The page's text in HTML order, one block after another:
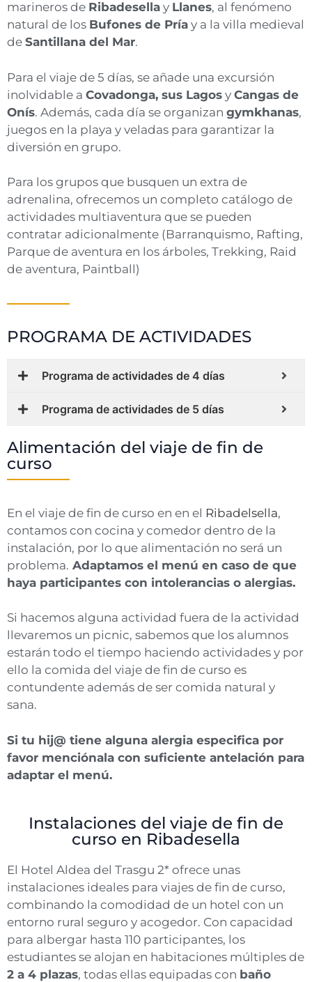
marineros de Ribadesella y Llanes, al fenómeno
natural de los Bufones de Pría y a la villa medieval
de Santillana del Mar.
Para el viaje de 5 días, se añade una excursión
inolvidable a Covadonga, sus Lagos y Cangas de
Onís. Además, cada día se organizan gymkhanas,
juegos en la playa y veladas para garantizar la
diversión en grupo.
Para los grupos que busquen un extra de
adrenalina, ofrecemos un completo catálogo de
actividades multiaventura que se pueden
contratar adicionalmente (Barranquismo, Rafting,
Parque de aventura en los árboles, Trekking, Raid
de aventura, Paintball)
PROGRAMA DE ACTIVIDADES
Programa de actividades de 4 días
Programa de actividades de 5 días
Alimentación del viaje de fin de
curso
En el viaje de fin de curso en en el Ribadelsella,
contamos con cocina y comedor dentro de la
instalación, por lo que alimentación no será un
problema. Adaptamos el menú en caso de que
haya participantes con intolerancias o alergias.
Si hacemos alguna actividad fuera de la actividad
llevaremos un picnic, sabemos que los alumnos
estarán todo el tiempo haciendo actividades y por
ello la comida del viaje de fin de curso es
contundente además de ser comida natural y
sana.
Si tu hij@ tiene alguna alergia especifica por
favor menciónala con suficiente antelación para
adaptar el menú.
Instalaciones del viaje de fin de
curso en Ribadesella
El Hotel Aldea del Trasgu 2* ofrece unas
instalaciones ideales para viajes de fin de curso,
combinando la comodidad de un hotel con un
entorno rural seguro y acogedor. Con capacidad
para albergar hasta 110 participantes, los
estudiantes se alojan en habitaciones múltiples de
2 a 4 plazas, todas ellas equipadas con baño